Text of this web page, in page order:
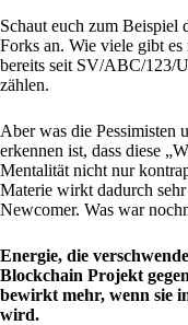
Schaut euch zum Beispiel
Forks an. Wie viele gibt
bereits seit SV/ABC/123/
zählen.
Aber was die Pessimisten
erkennen ist, dass diese
Mentalität nicht nur
Materie wirkt dadurch
Newcomer. Was war
Energie, die
Blockchain Projekt
bewirkt mehr, wenn sie
wird.